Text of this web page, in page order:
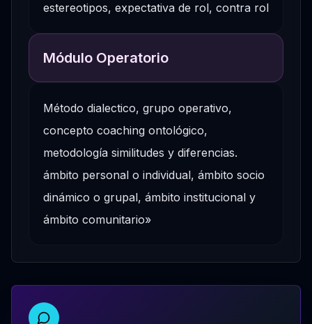
estereotipos, expectativa de rol, contra rol
Módulo Operatorio
Método dialectico, grupo operativo,
concepto coaching ontológico,
metodología similitudes y diferencias.
ámbito personal o individual, ámbito socio
dinámico o grupal, ámbito institucional y
ámbito comunitario»